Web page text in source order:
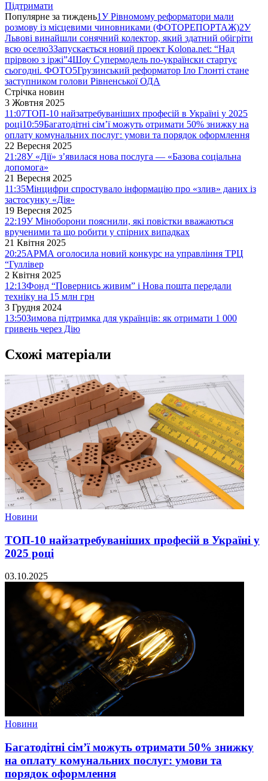
Підтримати
Популярне за тиждень1У Рівномому реформатори мали
розмову із місцевими чиновниками (ФОТОРЕПОРТАЖ)2У
Львові винайшли сонячний колектор, який здатний обігріти
всю оселю3Запускається новий проект Kolona.net: “Над
прірвою з іржі”4Шоу Супермодель по-українски стартує
сьогодні. ФОТО5Грузинський реформатор Іло Глонті стане
заступником голови Рівненської ОДА
Стрічка новин
3 Жовтня 2025
11:07ТОП-10 найзатребуваніших професій в Україні у 2025
році10:59Багатодітні сім’ї можуть отримати 50% знижку на
оплату комунальних послуг: умови та порядок оформлення
22 Вересня 2025
21:28У «Дії» з’явилася нова послуга — «Базова соціальна
допомога»
21 Вересня 2025
11:35Мінцифри спростувало інформацію про «злив» даних із
застосунку «Дія»
19 Вересня 2025
22:19У Міноборони пояснили, які повістки вважаються
врученими та що робити у спірних випадках
21 Квітня 2025
20:25АРМА оголосила новий конкурс на управління ТРЦ
“Гуллівер
2 Квітня 2025
12:13Фонд “Повернись живим” і Нова пошта передали
техніку на 15 млн грн
3 Грудня 2024
13:50Зимова підтримка для українців: як отримати 1 000
гривень через Дію
Схожі матеріали
Новини
ТОП-10 найзатребуваніших професій в Україні у
2025 році
03.10.2025
Новини
Багатодітні сім’ї можуть отримати 50% знижку
на оплату комунальних послуг: умови та
порядок оформлення